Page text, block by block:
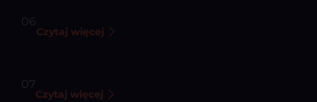
06
Czytaj więcej
07
Czytaj więcej